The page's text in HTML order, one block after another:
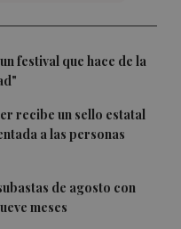
festival que hace de la
recibe un sello estatal
a las personas
de agosto con
meses